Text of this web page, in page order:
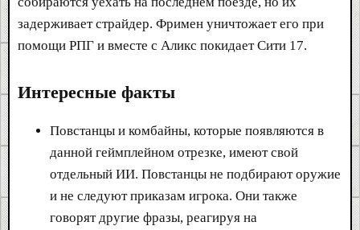
задерживает страйдер. Фримен уничтожает его при
помощи РПГ и вместе с Аликс покидает Сити 17.
Интересные факты
Повстанцы и комбайны, которые появляются в
данной геймплейном отрезке, имеют свой
отдельный ИИ. Повстанцы не подбирают оружие
и не следуют приказам игрока. Они также
говорят другие фразы, реагируя на